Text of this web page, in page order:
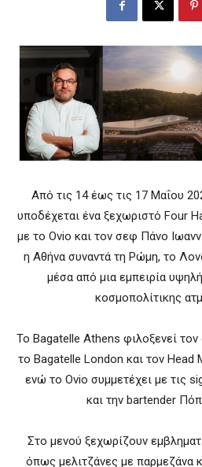
Από τις 14 έως τις 17 Μαΐου
υποδέχεται ένα ξεχωριστό Four
με το Ovio και τον σεφ Πάνο
η Αθήνα συναντά τη Ρώμη, το
μέσα από μια εμπειρία
κοσμοπολίτικης
Το Bagatelle Athens φιλοξενεί
το Bagatelle London και τον Head
ενώ το Ovio συμμετέχει με τις
και την bartender
Στο μενού ξεχωρίζουν
όπως μελιτζάνες με παρμεζάνα